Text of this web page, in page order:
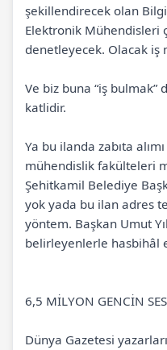
şekillendirecek olan
Elektronik Mühendisleri
denetleyecek. Olacak iş
Ve biz buna “iş bulmak”
katlidir.
Ya bu ilanda zabıta
mühendislik fakülteleri
Şehitkamil Belediye
yok yada bu ilan adres
yöntem. Başkan Umut
belirleyenlerle hasbihâl
6,5 MİLYON GENCİN
Dünya Gazetesi